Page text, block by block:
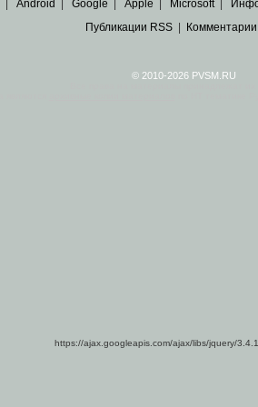
Android Google Apple Microsoft|
Публикации RSS|
© 2010-2026 PVSM.RU
https://ajax.googleapis.com/ajax/libs/jquery/